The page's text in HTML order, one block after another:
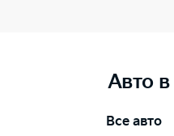
Авто
Все авто